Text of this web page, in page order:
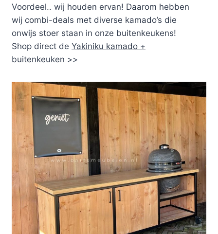
Voordeel.. wij houden ervan! Daarom hebben
wij combi-deals met diverse kamado’s die
onwijs stoer staan in onze buitenkeukens!
Shop direct de Yakiniku kamado +
buitenkeuken >>